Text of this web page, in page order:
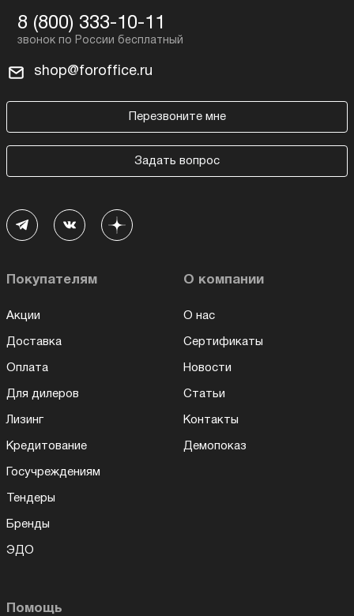
8 (800) 333-10-11
shop@foroffice.ru
Перезвоните мне
Задать вопрос
Покупателям
Акции
Доставка
Оплата
Для дилеров
Лизинг
Кредитование
Госучреждениям
Тендеры
Бренды
ЭДО
О компании
О нас
Сертификаты
Новости
Статьи
Контакты
Демопоказ
Помощь